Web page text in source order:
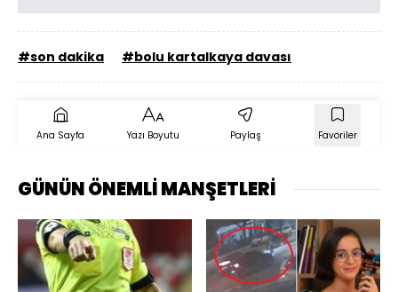
#son dakika #bolu kartalkaya davası
Ana Sayfa Yazı Boyutu Paylaş Favoriler
GÜNÜN ÖNEMLİ MANŞETLERİ